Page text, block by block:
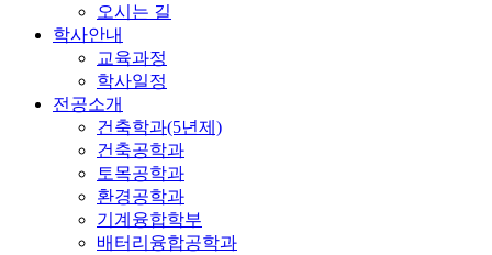
오시는 길
학사안내
교육과정
학사일정
전공소개
건축학과(5년제)
건축공학과
토목공학과
환경공학과
기계융합학부
배터리융합공학과